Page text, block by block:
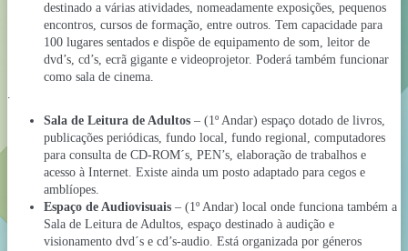
destinado a várias atividades, nomeadamente exposições, pequenos
encontros, cursos de formação, entre outros. Tem capacidade para
100 lugares sentados e dispõe de equipamento de som, leitor de
dvd’s, cd’s, ecrã gigante e videoprojetor. Poderá também funcionar
como sala de cinema.
.
Sala de Leitura de Adultos – (1º Andar) espaço dotado de livros,
publicações periódicas, fundo local, fundo regional, computadores
para consulta de CD-ROM´s, PEN’s, elaboração de trabalhos e
acesso à Internet. Existe ainda um posto adaptado para cegos e
amblíopes.
Espaço de Audiovisuais – (1º Andar) local onde funciona também a
Sala de Leitura de Adultos, espaço destinado à audição e
visionamento dvd´s e cd’s-audio. Está organizada por géneros